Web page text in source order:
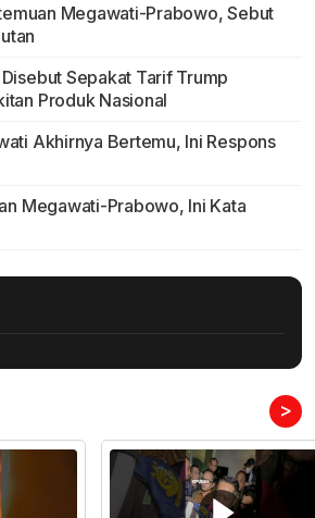
Megawati-Prabowo, Sebut
Sepakat Tarif Trump
Produk Nasional
Akhirnya Bertemu, Ini Respons
Megawati-Prabowo, Ini Kata
>